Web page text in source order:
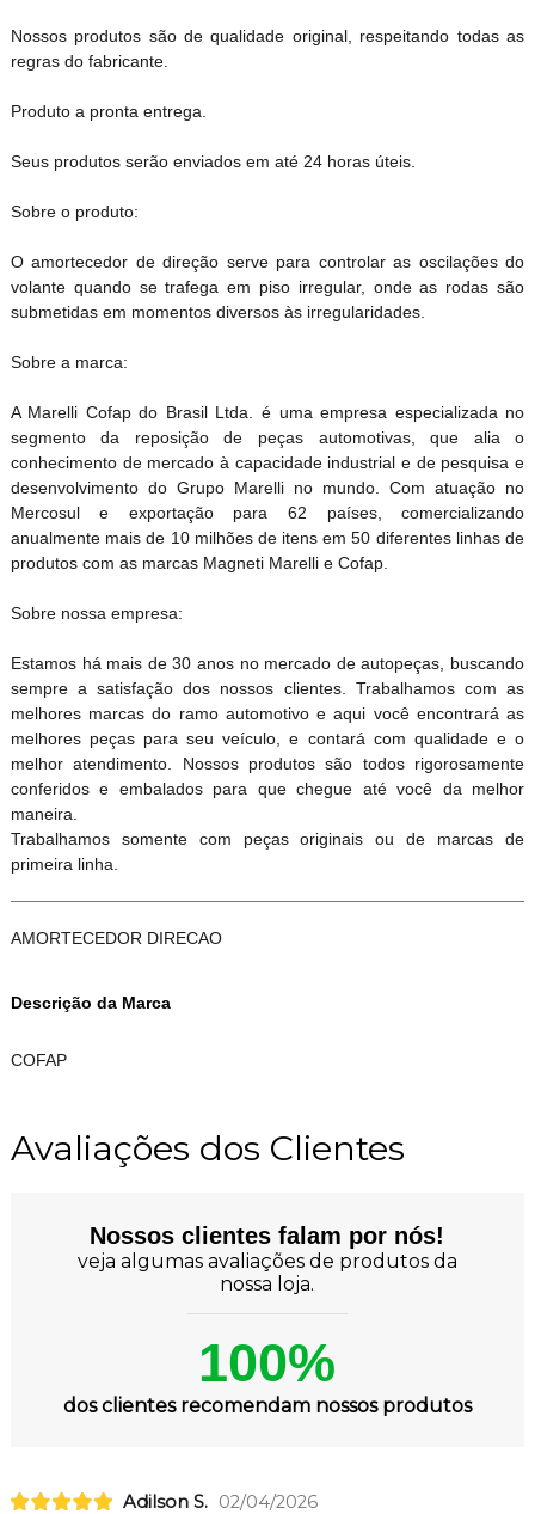
Nossos produtos são de qualidade original, respeitando todas as
regras do fabricante.
Produto a pronta entrega.
Seus produtos serão enviados em até 24 horas úteis.
Sobre o produto:
O amortecedor de direção serve para controlar as oscilações do
volante quando se trafega em piso irregular, onde as rodas são
submetidas em momentos diversos às irregularidades.
Sobre a marca:
A Marelli Cofap do Brasil Ltda. é uma empresa especializada no
segmento da reposição de peças automotivas, que alia o
conhecimento de mercado à capacidade industrial e de pesquisa e
desenvolvimento do Grupo Marelli no mundo. Com atuação no
Mercosul e exportação para 62 países, comercializando
anualmente mais de 10 milhões de itens em 50 diferentes linhas de
produtos com as marcas Magneti Marelli e Cofap.
Sobre nossa empresa:
Estamos há mais de 30 anos no mercado de autopeças, buscando
sempre a satisfação dos nossos clientes. Trabalhamos com as
melhores marcas do ramo automotivo e aqui você encontrará as
melhores peças para seu veículo, e contará com qualidade e o
melhor atendimento. Nossos produtos são todos rigorosamente
conferidos e embalados para que chegue até você da melhor
maneira.
Trabalhamos somente com peças originais ou de marcas de
primeira linha.
AMORTECEDOR DIRECAO
Descrição da Marca
COFAP
Avaliações dos Clientes
Nossos clientes falam por nós!
veja algumas avaliações de produtos da
nossa loja.
100%
dos clientes recomendam nossos produtos
Adilson S. 02/04/2026